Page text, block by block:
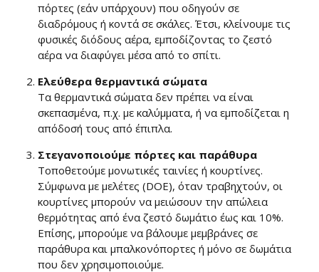
πόρτες (εάν υπάρχουν) που οδηγούν σε
διαδρόμους ή κοντά σε σκάλες. Έτσι, κλείνουμε τις
φυσικές διόδους αέρα, εμποδίζοντας το ζεστό
αέρα να διαφύγει μέσα από το σπίτι.
Ελεύθερα θερμαντικά σώματα
Τα θερμαντικά σώματα δεν πρέπει να είναι
σκεπασμένα, π.χ. με καλύμματα, ή να εμποδίζεται η
απόδοσή τους από έπιπλα.
Στεγανοποιούμε πόρτες και παράθυρα
Τοποθετούμε μονωτικές ταινίες ή κουρτίνες.
Σύμφωνα με μελέτες (DOE), όταν τραβηχτούν, οι
κουρτίνες μπορούν να μειώσουν την απώλεια
θερμότητας από ένα ζεστό δωμάτιο έως και 10%.
Επίσης, μπορούμε να βάλουμε μεμβράνες σε
παράθυρα και μπαλκονόπορτες ή μόνο σε δωμάτια
που δεν χρησιμοποιούμε.